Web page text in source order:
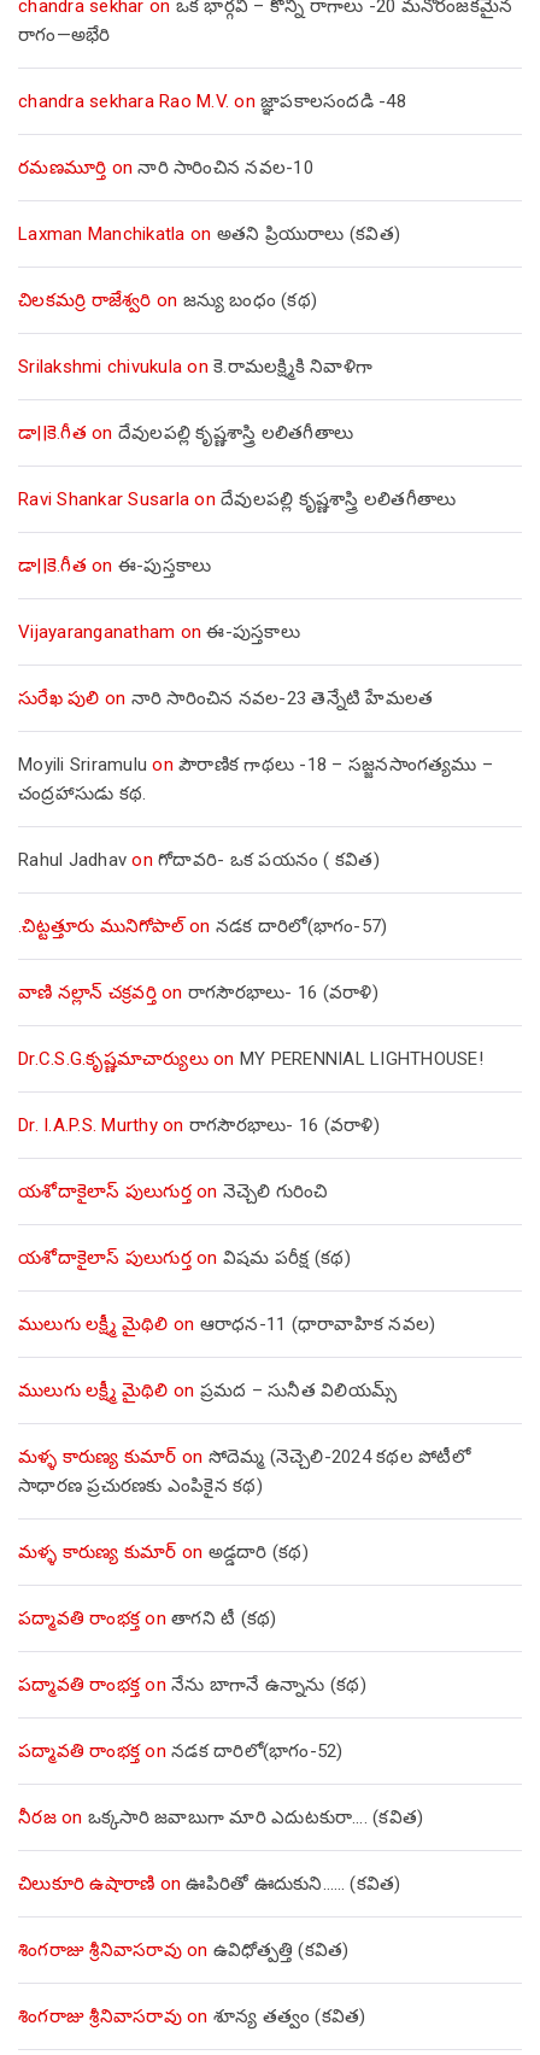
chandra sekhar on ఒక భార్గవి – కొన్ని రాగాలు -20 మనోరంజకమైన
రాగం—అభేరి
chandra sekhara Rao M.V. on జ్ఞాపకాలసందడి -48
రమణమూర్తి onనారి సారించిన నవల-10
Laxman Manchikatla on అతని ప్రియురాలు (కవిత)
చిలకమర్రి రాజేశ్వరి on జన్యు బంధం (కథ)
Srilakshmi chivukula on కె.రామలక్ష్మికి నివాళిగా
డా||కె.గీత on దేవులపల్లి కృష్ణశాస్త్రి లలితగీతాలు
Ravi Shankar Susarla on దేవులపల్లి కృష్ణశాస్త్రి లలితగీతాలు
డా||కె.గీత on ఈ-పుస్తకాలు
Vijayaranganatham onఈ-పుస్తకాలు
సురేఖ పులి on నారి సారించిన నవల-23 తెన్నేటి హేమలత
Moyili Sriramulu on పౌరాణిక గాథలు -18 – సజ్జనసాంగత్యము –
చంద్రహాసుడు కథ.
Rahul Jadhav on గోదావరి- ఒక పయనం ( కవిత)
.చిట్టత్తూరు మునిగోపాల్on నడక దారిలో(భాగం-57)
వాణి నల్లాన్ చక్రవర్తిon రాగసౌరభాలు- 16 (వరాళి)
Dr.C.S.G.కృష్ణమాచార్యులుon MY PERENNIAL LIGHTHOUSE!
Dr. I.A.P.S. Murthyon రాగసౌరభాలు- 16 (వరాళి)
యశోదాకైలాస్ పులుగుర్తon నెచ్చెలి గురించి
యశోదాకైలాస్ పులుగుర్తon విషమ పరీక్ష (క‌థ‌)
ములుగు లక్ష్మీ మైథిలి on ఆరాధన-11 (ధారావాహిక నవల)
ములుగు లక్ష్మీ మైథిలి on ప్రమద – సునీత విలియమ్స్
మళ్ళ కారుణ్య కుమార్ on సోదెమ్మ (నెచ్చెలి-2024 కథల పోటీలో
సాధారణ ప్రచురణకు ఎంపికైన కథ)
మళ్ళ కారుణ్య కుమార్ on అడ్డదారి (కథ)
పద్మావతి రాంభక్తon తాగని టీ (కథ)
పద్మావతి రాంభక్తon నేను బాగానే ఉన్నాను (క‌థ‌)
పద్మావతి రాంభక్తon నడక దారిలో(భాగం-52)
నీరజon ఒక్కసారి జవాబుగా మారి ఎదుటకురా…. (కవిత)
చిలుకూరి ఉషారాణి onఊపిరితో ఊదుకుని…… (కవిత)
శింగరాజు శ్రీనివాసరావుon ఉవిధోత్పత్తి (కవిత)
శింగరాజు శ్రీనివాసరావుon శూన్య తత్వం (కవిత)